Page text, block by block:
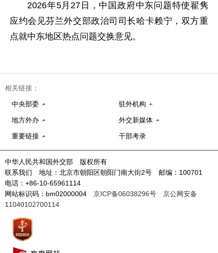
2026年5月27日，中国政府中东问题特使翟隽
应约会见芬兰外交部政治司司长哈卡赖宁，双方重
点就中东地区热点问题交换意见。
相关链接：
中央部委 驻外机构
地方外办 外交新媒体
重要链接 干部考录
中华人民共和国外交部 版权所有
联系我们 地址：北京市朝阳区朝阳门南大街2号 邮编：100701
电话：+86-10-65961114
网站标识码：bm02000004 京ICP备06038296号
京公网安备
11040102700114